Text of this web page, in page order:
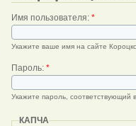
Имя пользователя: *
Укажите ваше имя на сайте
Пароль: *
Укажите пароль, соответствующий
КАПЧА